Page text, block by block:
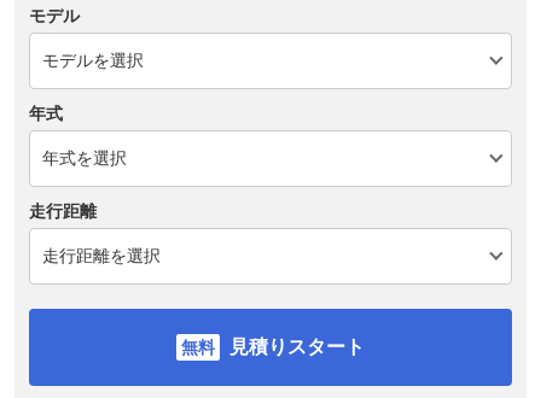
モデル
年式
走行距離
見積りスタート